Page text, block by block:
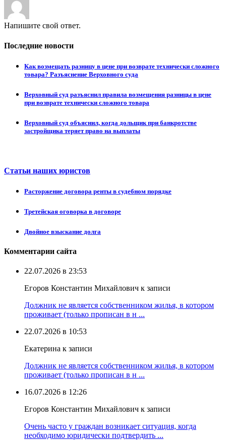
Напишите свой ответ.
Последние новости
Как возмещать разницу в цене при возврате технически сложного
товара? Разъяснение Верховного суда
Верховный суд разъяснил правила возмещения разницы в цене
при возврате технически сложного товара
Верховный суд объяснил, когда дольщик при банкротстве
застройщика теряет право на выплаты
Статьи наших юристов
Расторжение договора ренты в судебном порядке
Третейская оговорка в договоре
Двойное взыскание долга
Комментарии сайта
22.07.2026 в 23:53
Егоров Константин Михайлович к записи
Должник не является собственником жилья, в котором
проживает (только прописан в н ...
22.07.2026 в 10:53
Екатерина к записи
Должник не является собственником жилья, в котором
проживает (только прописан в н ...
16.07.2026 в 12:26
Егоров Константин Михайлович к записи
Очень часто у граждан возникает ситуация, когда
необходимо юридически подтвердить ...